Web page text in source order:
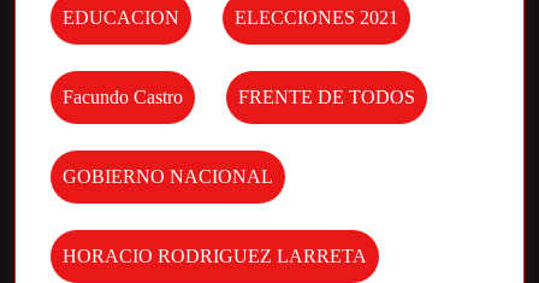
EDUCACION ELECCIONES 2021
Facundo Castro FRENTE DE TODOS
GOBIERNO NACIONAL
HORACIO RODRIGUEZ LARRETA